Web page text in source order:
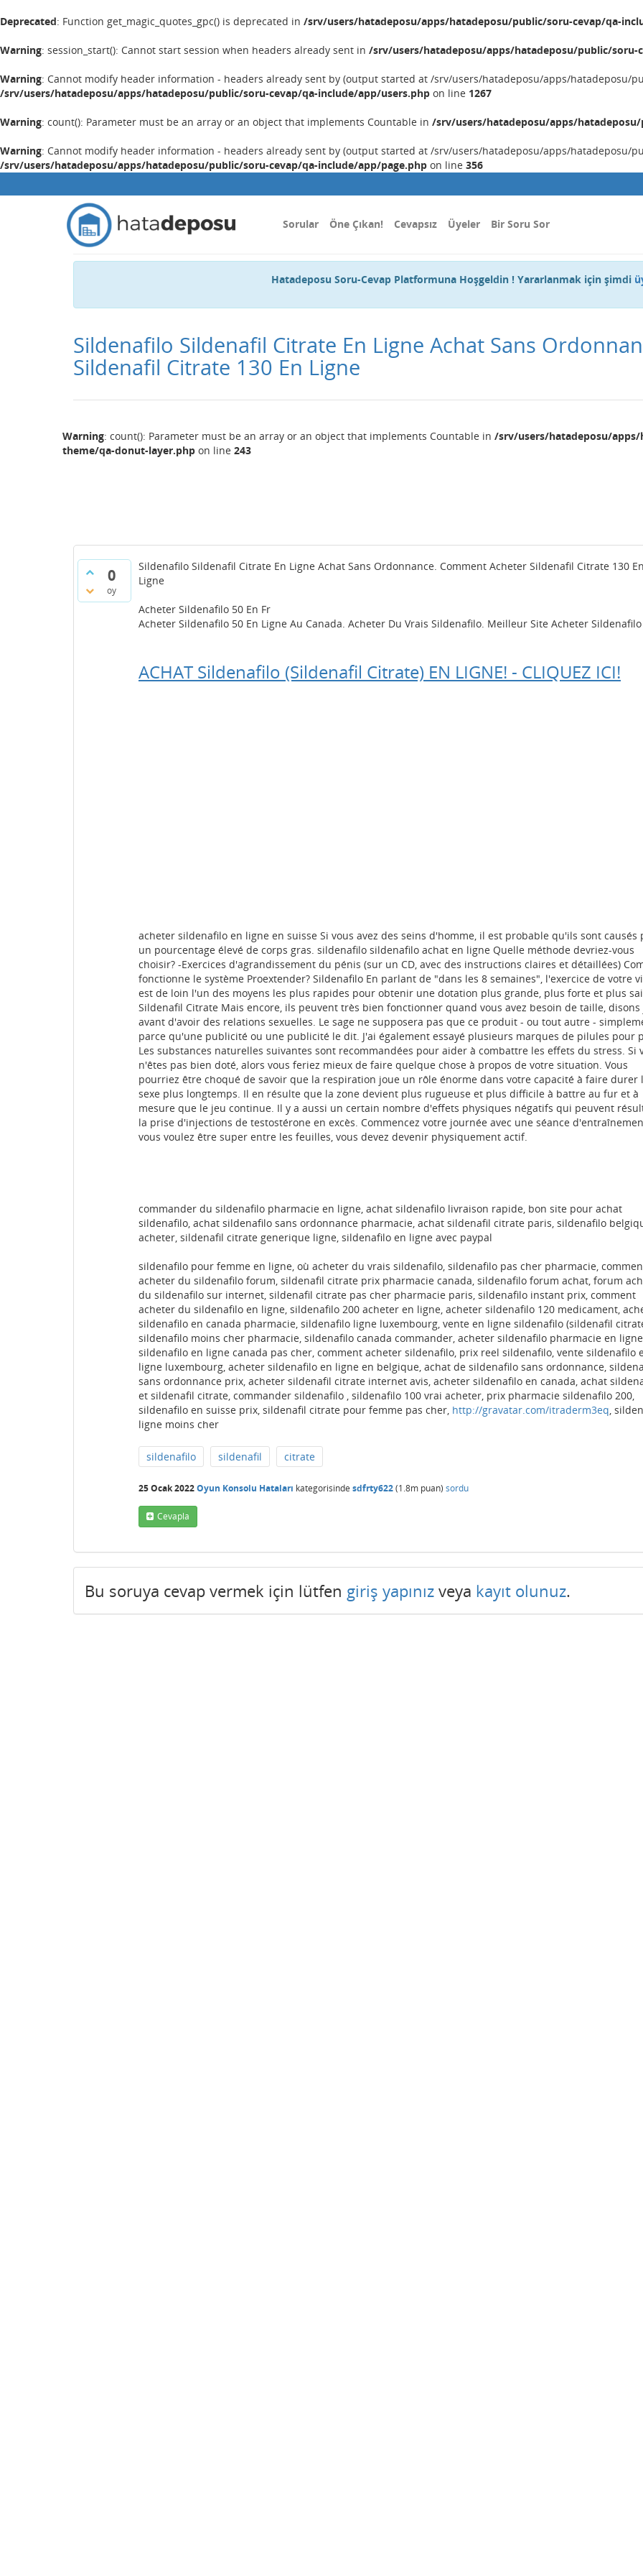
Deprecated: Function get_magic_quotes_gpc() is deprecated in /srv/users/hatadeposu/apps/hatadeposu/public/soru-cevap/qa-
Warning: session_start(): Cannot start session when headers already sent in /srv/users/hatadeposu/apps/hatadeposu/public/soru-
Warning: Cannot modify header information - headers already sent by (output started at /srv/users/hatadeposu/apps/hatadeposu/
/srv/users/hatadeposu/apps/hatadeposu/public/soru-cevap/qa-include/app/users.php on line 1267
Warning: count(): Parameter must be an array or an object that implements Countable in /srv/users/hatadeposu/apps/
Warning: Cannot modify header information - headers already sent by (output started at /srv/users/hatadeposu/apps/hatadeposu/
/srv/users/hatadeposu/apps/hatadeposu/public/soru-cevap/qa-include/app/page.php on line 356
Sorular Öne Çıkan! Cevapsız Üyeler Bir Soru Sor
Hatadeposu Soru-Cevap Platformuna Hoşgeldin ! Yararlanmak için şimdi
Sildenafilo Sildenafil Citrate En Ligne Achat Sans
Sildenafil Citrate 130 En Ligne
Warning: count(): Parameter must be an array or an object that implements Countable in /srv/users/hatadeposu/
theme/qa-donut-layer.php on line 243
0
oy
Sildenafilo Sildenafil Citrate En Ligne Achat Sans Ordonnance. Comment Acheter Sildenafil Citrate 130 En
Ligne
Acheter Sildenafilo 50 En Fr
Acheter Sildenafilo 50 En Ligne Au Canada. Acheter Du Vrais Sildenafilo. Meilleur Site Acheter Sildenafilo
ACHAT Sildenafilo (Sildenafil Citrate) EN LIGNE! - CLIQUEZ ICI!
acheter sildenafilo en ligne en suisse Si vous avez des seins d'homme, il est probable qu'ils sont causés
un pourcentage élevé de corps gras. sildenafilo sildenafilo achat en ligne Quelle méthode devriez-vous
choisir? -Exercices d'agrandissement du pénis (sur un CD, avec des instructions claires et détaillées)
fonctionne le système Proextender? Sildenafilo En parlant de "dans les 8 semaines", l'exercice de votre
est de loin l'un des moyens les plus rapides pour obtenir une dotation plus grande, plus forte et plus
Sildenafil Citrate Mais encore, ils peuvent très bien fonctionner quand vous avez besoin de taille,
avant d'avoir des relations sexuelles. Le sage ne supposera pas que ce produit - ou tout autre -
parce qu'une publicité ou une publicité le dit. J'ai également essayé plusieurs marques de pilules pour
Les substances naturelles suivantes sont recommandées pour aider à combattre les effets du stress. Si
n'êtes pas bien doté, alors vous feriez mieux de faire quelque chose à propos de votre situation. Vous
pourriez être choqué de savoir que la respiration joue un rôle énorme dans votre capacité à faire durer
sexe plus longtemps. Il en résulte que la zone devient plus rugueuse et plus difficile à battre au fur et à
mesure que le jeu continue. Il y a aussi un certain nombre d'effets physiques négatifs qui peuvent
la prise d'injections de testostérone en excès. Commencez votre journée avec une séance
vous voulez être super entre les feuilles, vous devez devenir physiquement actif.
commander du sildenafilo pharmacie en ligne, achat sildenafilo livraison rapide, bon site pour achat
sildenafilo, achat sildenafilo sans ordonnance pharmacie, achat sildenafil citrate paris, sildenafilo
acheter, sildenafil citrate generique ligne, sildenafilo en ligne avec paypal
sildenafilo pour femme en ligne, où acheter du vrais sildenafilo, sildenafilo pas cher pharmacie,
acheter du sildenafilo forum, sildenafil citrate prix pharmacie canada, sildenafilo forum achat, forum
du sildenafilo sur internet, sildenafil citrate pas cher pharmacie paris, sildenafilo instant prix, comment
acheter du sildenafilo en ligne, sildenafilo 200 acheter en ligne, acheter sildenafilo 120 medicament,
sildenafilo en canada pharmacie, sildenafilo ligne luxembourg, vente en ligne sildenafilo (sildenafil
sildenafilo moins cher pharmacie, sildenafilo canada commander, acheter sildenafilo pharmacie en
sildenafilo en ligne canada pas cher, comment acheter sildenafilo, prix reel sildenafilo, vente sildenafilo
ligne luxembourg, acheter sildenafilo en ligne en belgique, achat de sildenafilo sans ordonnance,
sans ordonnance prix, acheter sildenafil citrate internet avis, acheter sildenafilo en canada, achat
et sildenafil citrate, commander sildenafilo , sildenafilo 100 vrai acheter, prix pharmacie sildenafilo 200,
sildenafilo en suisse prix, sildenafil citrate pour femme pas cher, http://gravatar.com/itraderm3eq,
ligne moins cher
sildenafilo sildenafil citrate
25 Ocak 2022Oyun Konsolu Hataları kategorisinde sdfrty622(1.8m puan) sordu
Cevapla
Bu soruya cevap vermek için lütfen giriş yapınız veya kayıt olunuz.